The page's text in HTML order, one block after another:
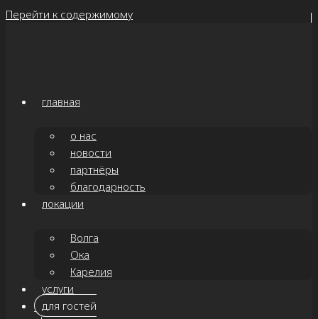
Перейти к содержимому
главная
о нас
новости
партнёры
благодарность
локации
Волга
Ока
Карелия
услуги
для гостей